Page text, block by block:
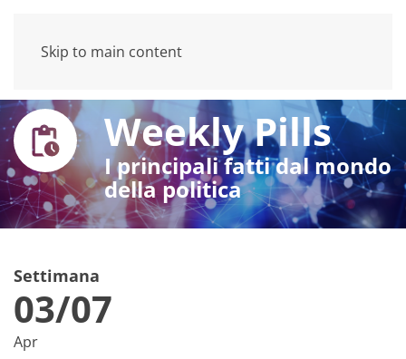
Skip to main content
Weekly Pills
I principali fatti dal mondo
della politica
Settimana
03/07
Apr